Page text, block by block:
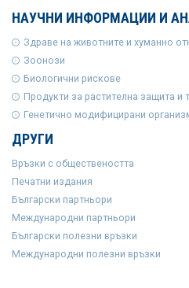
НАУЧНИ ИНФОРМАЦИИ И
Здраве на животните и хуманно
Зоонози
Биологични рискове
Продукти за растителна защита и
Генетично модифицирани
ДРУГИ
Връзки с обществеността
Печатни издания
Български партньори
Международни партньори
Български полезни връзки
Международни полезни връзки